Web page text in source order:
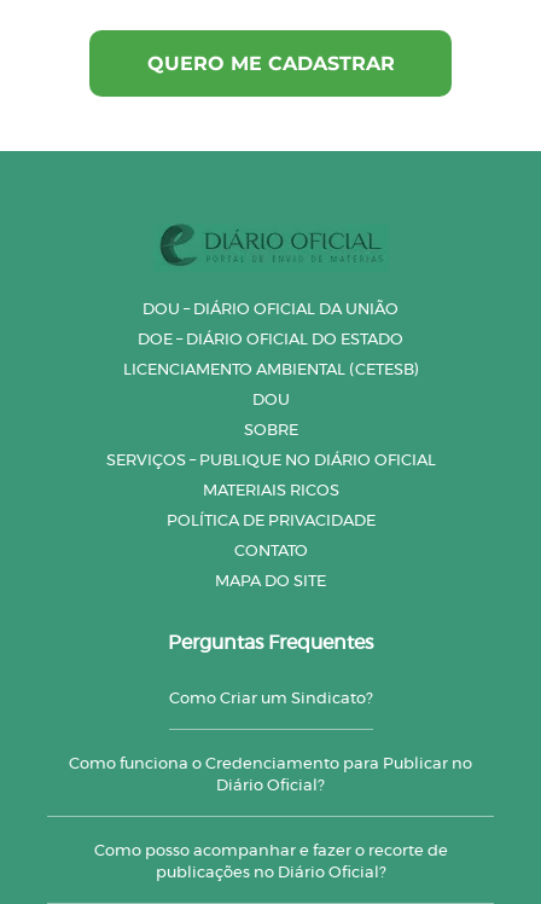
DOU – DIÁRIO OFICIAL DA UNIÃO
DOE – DIÁRIO OFICIAL DO ESTADO
LICENCIAMENTO AMBIENTAL (CETESB)
DOU
SOBRE
SERVIÇOS – PUBLIQUE NO DIÁRIO OFICIAL
MATERIAIS RICOS
POLÍTICA DE PRIVACIDADE
CONTATO
MAPA DO SITE
Perguntas Frequentes
Como Criar um Sindicato?
Como funciona o Credenciamento para Publicar no
Diário Oficial?
Como posso acompanhar e fazer o recorte de
publicações no Diário Oficial?